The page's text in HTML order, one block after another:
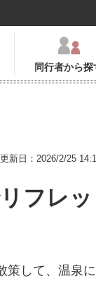
同行者から探
更新日：2026/2/25
フレッ
策して、温泉に